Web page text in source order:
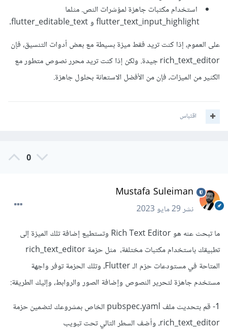
استخدام مكتبات جاهزة لمؤشرات النص. مثلما
flutter_text_input_highlight و flutter_editable_text.
على العموم، إذا كنت تريد فقط ميزة بسيطة مع بعض أدوات التنسيق، فإن
rich_text_editor جيدة. ولكن إذا كنت تريد محرر نصوص متطور مع
الكثير من الميزات، فإن من الأفضل الاستعانة بحلول جاهزة.
اقتباس
0
Mustafa Suleiman
نشر29 مايو 2023
ما تبحث عنه هو Rich Text Editor وتستطيع إضافة تلك الميزة إلى
تطبيقك باستخدام مكتبات مختلفة، مثل حزمة rich_text_editor
المتاحة في مستودعات حزم الـ Flutter، وتلك الحزمة توفر واجهة
مستخدم جاهزة لتحرير النصوص وإضافة الصور والروابط، وإليك الطريقة:
1- قم بتحديث ملف pubspec.yaml الخاص بمشروعك لتضمين حزمة
rich_text_editor، وأضف السطر التالي تحت تبويب